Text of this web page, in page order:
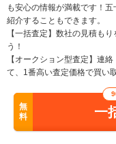
も安心の情報が満載です！
紹介することもできます。
【一括査定】数社の見積も
う！
【オークション型査定】連
て、1番高い査定価格で買い
無
料
一